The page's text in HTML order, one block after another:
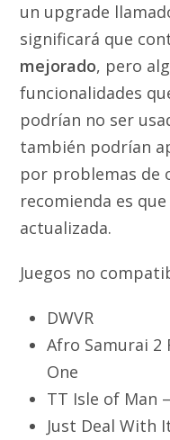
un upgrade
significará que
mejorado, pero
funcionalidades
podrían no ser
también podrían
por problemas de
recomienda es
actualizada.
Juegos no
DWVR
Afro Samurai 2
One
TT Isle of Man
Just Deal With